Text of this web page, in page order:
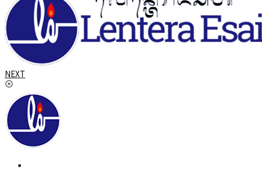
NEXT